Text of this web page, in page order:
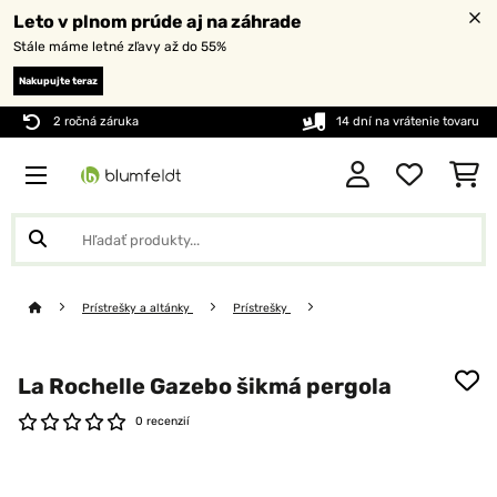
Leto v plnom prúde aj na záhrade
Stále máme letné zľavy až do 55%
Nakupujte teraz
2 ročná záruka 14 dní na vrátenie tovaru
Prístrešky a altánky Prístrešky
La Rochelle Gazebo šikmá pergola
0 recenzií